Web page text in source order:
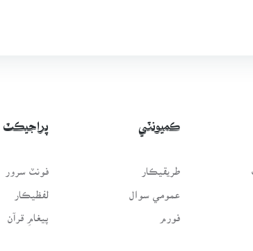
ڪميونٽي
طريقيڪار
عمومي سوال
فورم
پراجيڪٽ
فونٽ سرور
لفظيڪار
پيغامِ قرآن